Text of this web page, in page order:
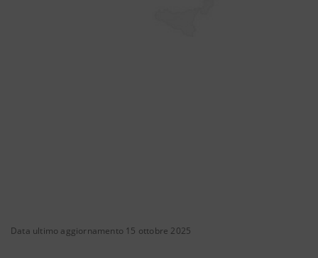
Data ultimo aggiornamento 15 ottobre 2025